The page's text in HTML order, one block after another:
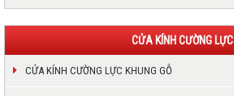
CỬA KÍNH CƯỜNG LỰC
CỬA KÍNH CƯỜNG LỰC KHUNG GỖ